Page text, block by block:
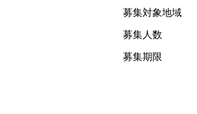
募集対象地域
募集人数
募集期限